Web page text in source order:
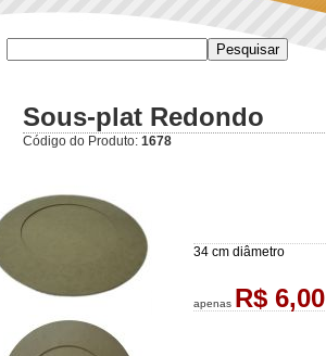
Sous-plat Redondo
Código do Produto: 1678
34 cm diâmetro
apenas R$ 6,00